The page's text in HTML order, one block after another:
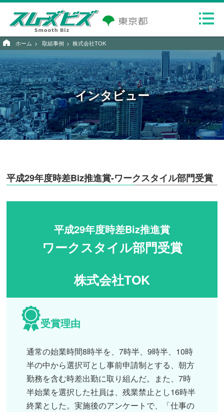
ホーム 取組事例 株式会社TOK
インタビュー
平成29年度時差Biz推進賞-ワークスタイル部門受賞
平成29年度時差Biz推進賞
ワークスタイル部門受賞
株式会社TOK
受賞理由
通常の始業時間8時半を、7時半、9時半、10時
半の中から選択可とし事前申請制とする、朝方
勤務を含む時差出勤に取り組んだ。また、7時
半始業を選択した社員は、残業禁止とし16時半
終業とした。実施後のアンケートで、「仕事の